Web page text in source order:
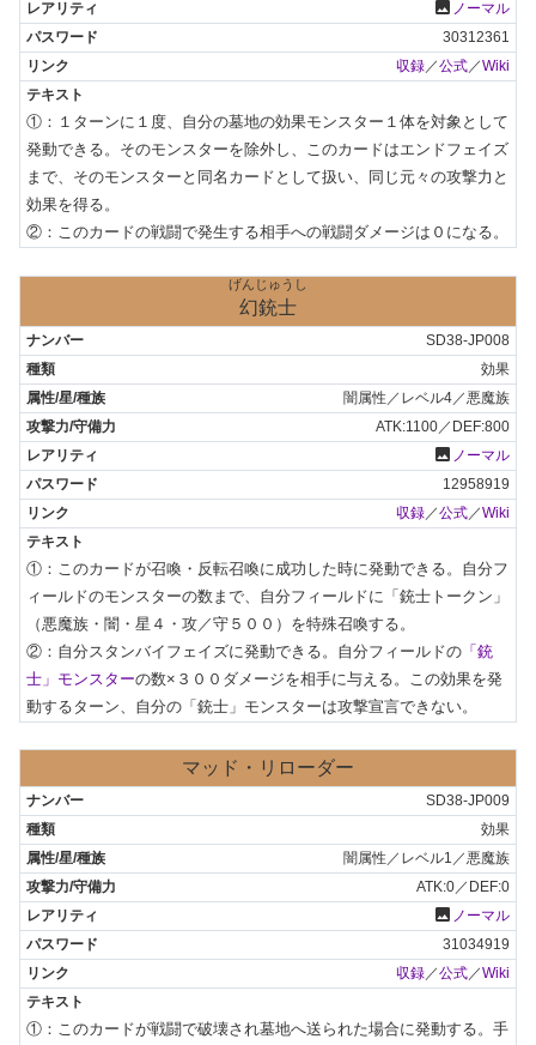
photo ノーマル
30312361
収録／公式／Wiki
①：１ターンに１度、自分の墓地の効果モンスター１体を対象として
発動できる。そのモンスターを除外し、このカードはエンドフェイズ
まで、そのモンスターと同名カードとして扱い、同じ元々の攻撃力と
効果を得る。
②：このカードの戦闘で発生する相手への戦闘ダメージは０になる。
げんじゅうし
幻銃士
SD38-JP008
効果
闇属性／レベル4／悪魔族
ATK:1100／DEF:800
photo ノーマル
12958919
収録 ／公式 ／Wiki
①：このカードが召喚・反転召喚に成功した時に発動できる。自分フ
ィールドのモンスターの数まで、自分フィールドに「銃士トークン」
（悪魔族・闇・星４・攻／守５００）を特殊召喚する。
②：自分スタンバイフェイズに発動できる。自分フィールドの 「銃
士」モンスターの数×３００ダメージを相手に与える。この効果を発
動するターン、自分の「銃士」モンスターは攻撃宣言できない。
マッド・リローダー
SD38-JP009
効果
闇属性／レベル1／悪魔族
ATK:0／DEF:0
photo ノーマル
31034919
収録／公式／Wiki
①：このカードが戦闘で破壊され墓地へ送られた場合に発動する。手